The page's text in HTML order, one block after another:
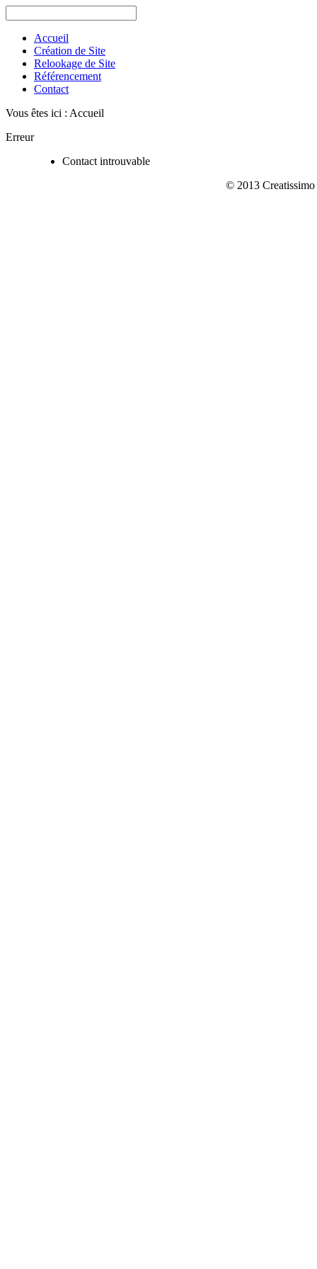
Accueil
Création de Site
Relookage de Site
Référencement
Contact
Vous êtes ici : Accueil
Erreur
Contact introuvable
© 2013